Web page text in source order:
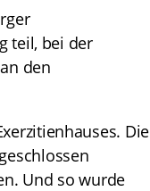
teil, bei der
den
Die
Und so wurde